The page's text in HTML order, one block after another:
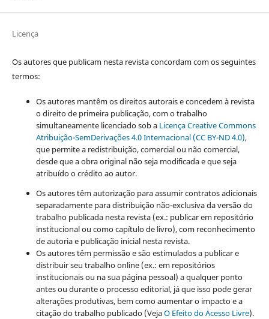
Licença
Os autores que publicam nesta revista concordam com os seguintes
termos:
Os autores mantêm os direitos autorais e concedem à revista
o direito de primeira publicação, com o trabalho
simultaneamente licenciado sob aLicença Creative Commons
Atribuição-SemDerivações 4.0 Internacional (CC BY-ND 4.0),
que permite a redistribuição, comercial ou não comercial,
desde que a obra original não seja modificada e que seja
atribuído o crédito ao autor.
Os autores têm autorização para assumir contratos adicionais
separadamente para distribuição não-exclusiva da versão do
trabalho publicada nesta revista (ex.: publicar em repositório
institucional ou como capítulo de livro), com reconhecimento
de autoria e publicação inicial nesta revista.
Os autores têm permissão e são estimulados a publicar e
distribuir seu trabalho online (ex.: em repositórios
institucionais ou na sua página pessoal) a qualquer ponto
antes ou durante o processo editorial, já que isso pode gerar
alterações produtivas, bem como aumentar o impacto e a
citação do trabalho publicado (VejaO Efeito do Acesso Livre).